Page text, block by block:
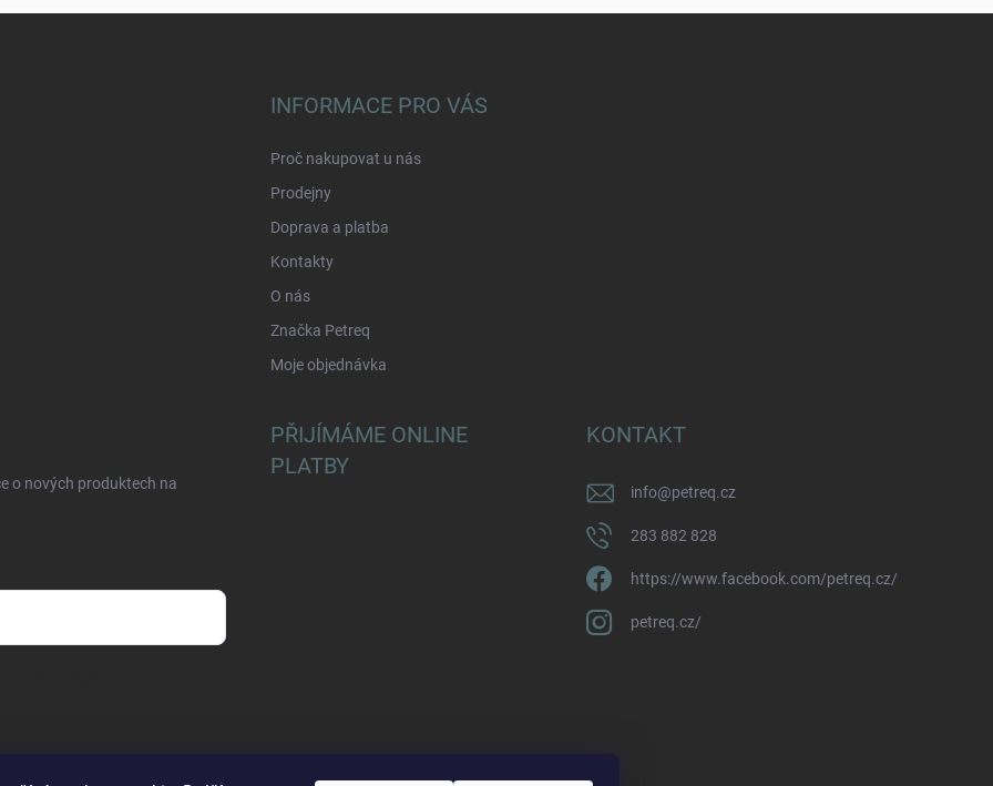
INFORMACE PRO VÁS
Proč nakupovat u nás
Prodejny
Doprava a platba
Kontakty
O nás
Značka Petreq
Moje objednávka
o nových produktech na
PŘIJÍMÁME ONLINE
PLATBY
KONTAKT
info@petreq.cz
283 882 828
https://www.facebook.com/petreq.cz/
petreq.cz/